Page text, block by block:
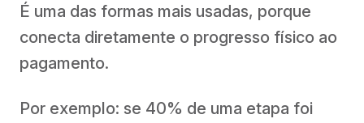
É uma das formas mais usadas, porque
conecta diretamente o progresso físico ao
pagamento.
Por exemplo: se 40% de uma etapa foi